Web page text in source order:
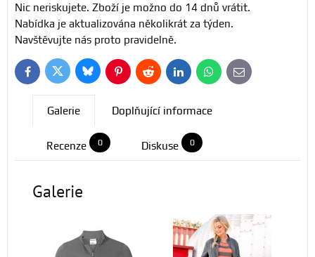
Nic neriskujete. Zboží je možno do 14 dnů vrátit.
Nabídka je aktualizována několikrát za týden.
Navštěvujte nás proto pravidelně.
FacebookTwitterBlueskyPinterestReddit LinkedInWhatsApp
E-
mail
Galerie Doplňující informace
Recenze 0 Diskuse 0
Galerie